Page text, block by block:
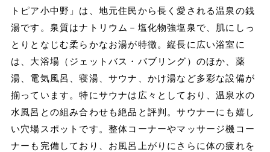
トピア小中野」は、地元住民から長く愛される温泉の銭
湯です。泉質はナトリウム－塩化物強塩泉で、肌にしっ
とりとなじむ柔らかなお湯が特徴。縦長に広い浴室に
は、大浴場（ジェットバス・バブリング）のほか、薬
湯、電気風呂、寝湯、サウナ、かけ湯など多彩な設備が
揃っています。特にサウナは広々としており、温泉水の
水風呂との組み合わせも絶品と評判。サウナーにも嬉し
い穴場スポットです。整体コーナーやマッサージ機コー
ナーも完備しており、お風呂上がりにさらに体の疲れを